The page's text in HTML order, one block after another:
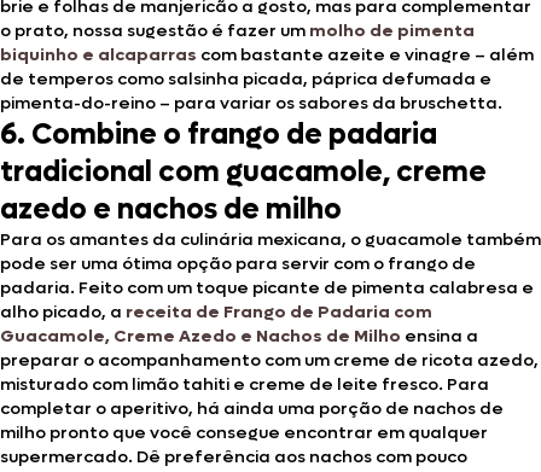
brie e folhas de manjericão a gosto, mas para complementar
o prato, nossa sugestão é fazer um molho de pimenta
biquinho e alcaparras com bastante azeite e vinagre – além
de temperos como salsinha picada, páprica defumada e
pimenta-do-reino – para variar os sabores da bruschetta.
6. Combine o frango de padaria
tradicional com guacamole, creme
azedo e nachos de milho
Para os amantes da culinária mexicana, o guacamole também
pode ser uma ótima opção para servir com o frango de
padaria. Feito com um toque picante de pimenta calabresa e
alho picado, a receita de Frango de Padaria com
Guacamole, Creme Azedo e Nachos de Milho ensina a
preparar o acompanhamento com um creme de ricota azedo,
misturado com limão tahiti e creme de leite fresco. Para
completar o aperitivo, há ainda uma porção de nachos de
milho pronto que você consegue encontrar em qualquer
supermercado. Dê preferência aos nachos com pouco